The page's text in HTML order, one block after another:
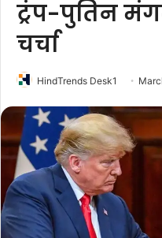
ट्रंप-पुतिन
चर्चा
HindTrends Desk1